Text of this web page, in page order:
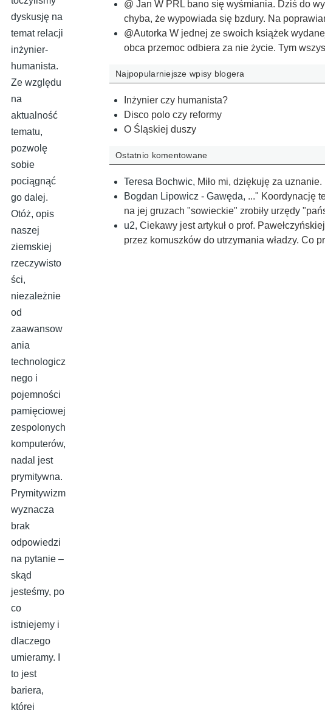
dyskusję na
temat relacji
inżynier-
humanista.
Ze względu
na
aktualność
tematu,
pozwolę
sobie
pociągnąć
go dalej.
Otóż, opis
naszej
ziemskiej
rzeczywisto
ści,
niezależnie
od
zaawansow
ania
technologicz
nego i
pojemności
pamięciowej
zespolonych
komputerów,
nadal jest
prymitywna.
Prymitywizm
wyznacza
brak
odpowiedzi
na pytanie –
skąd
jesteśmy, po
co
istniejemy i
dlaczego
umieramy. I
to jest
bariera,
której
@ Jan W PRL bano się wyśmiania. Dziś do
chyba, że wypowiada się bzdury. Na
@Autorka W jednej ze swoich książek
obca przemoc odbiera za nie życie. Tym
Najpopularniejsze wpisy blogera
Inżynier czy humanista?
Disco polo czy reformy
O Śląskiej duszy
Ostatnio komentowane
Teresa Bochwic, Miło mi, dziękuję za uznanie.
Bogdan Lipowicz - Gawęda, ..." Koordynację
na jej gruzach "sowieckie" zrobiły urzędy
u2, Ciekawy jest artykuł o prof.
przez komuszków do utrzymania władzy. Co